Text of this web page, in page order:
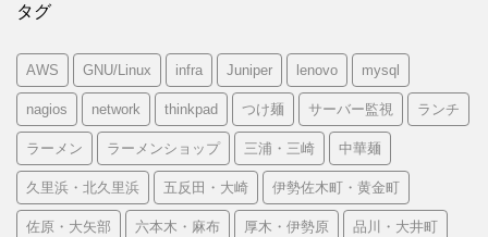
タグ
AWS GNU/Linux infra Juniper lenovo mysql
nagios network thinkpad つけ麺 サーバー監視 ランチ
ラーメン ラーメンショップ 三浦・三崎 中華麺
久里浜・北久里浜 五反田・大崎 伊勢佐木町・黄金町
佐原・大矢部 六本木・麻布 厚木・伊勢原 品川・大井町